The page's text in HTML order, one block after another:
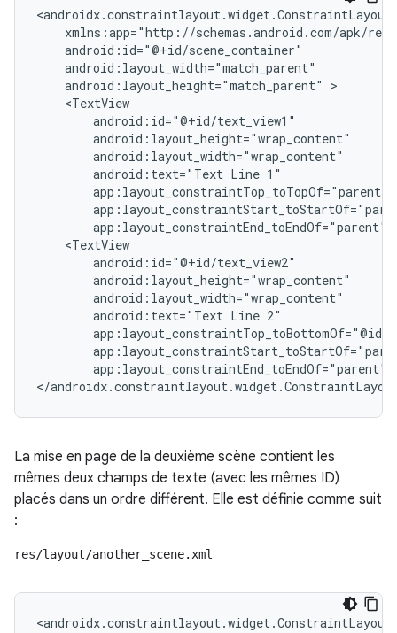
<androidx.constraintlayout.widget.ConstraintLayout
android:layout_height="match_parent"
android:text="Text Line
android:text="Text Line
app:layout_constraintEnd_toEndOf="parent"
</
La mise en page de la deuxième scène contient les
mêmes deux champs de texte (avec les mêmes ID)
placés dans un ordre différent. Elle est définie comme suit
:
res/layout/another_scene.xml
<androidx.constraintlayout.widget.ConstraintLayout